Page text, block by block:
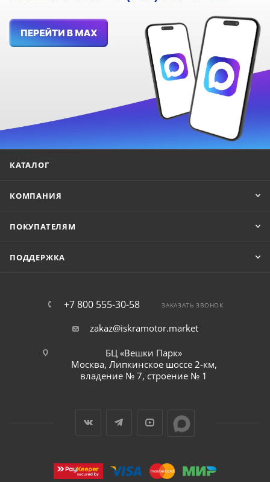
КАТАЛОГ
КОМПАНИЯ
ПОКУПАТЕЛЯМ
ПОДДЕРЖКА
+7 800 555-30-58 ЗАКАЗАТЬ ЗВОНОК
zakaz@iskramotor.market
БЦ «Вешки Парк»
Москва, Липкинское шоссе 2-км,
владение № 7, строение № 1